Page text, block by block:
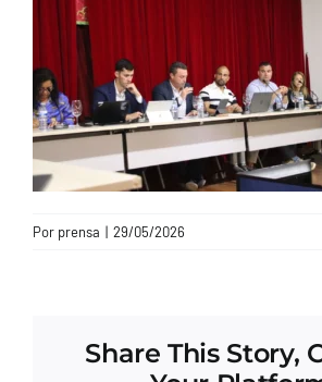
CONTACTO
Por prensa | 29/05/2026
Share This Story,